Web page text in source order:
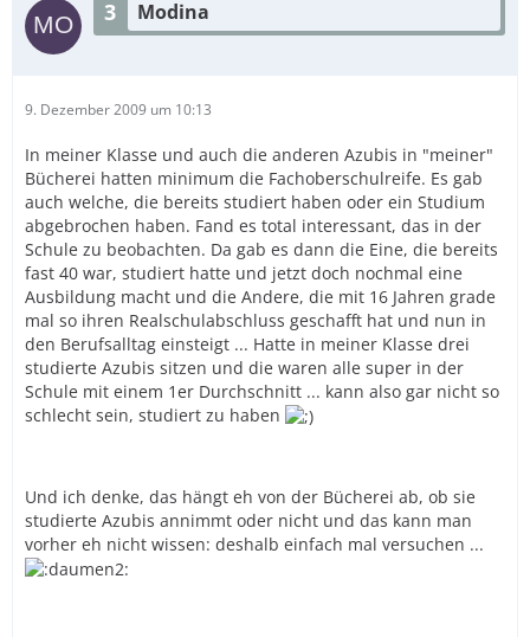
3 Modina
9. Dezember 2009 um 10:13
In meiner Klasse und auch die anderen Azubis in "meiner"
Bücherei hatten minimum die Fachoberschulreife. Es gab
auch welche, die bereits studiert haben oder ein Studium
abgebrochen haben. Fand es total interessant, das in der
Schule zu beobachten. Da gab es dann die Eine, die bereits
fast 40 war, studiert hatte und jetzt doch nochmal eine
Ausbildung macht und die Andere, die mit 16 Jahren grade
mal so ihren Realschulabschluss geschafft hat und nun in
den Berufsalltag einsteigt ... Hatte in meiner Klasse drei
studierte Azubis sitzen und die waren alle super in der
Schule mit einem 1er Durchschnitt ... kann also gar nicht so
schlecht sein, studiert zu haben
Und ich denke, das hängt eh von der Bücherei ab, ob sie
studierte Azubis annimmt oder nicht und das kann man
vorher eh nicht wissen: deshalb einfach mal versuchen ...